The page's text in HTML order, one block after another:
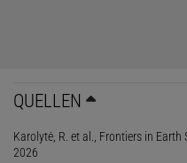
QUELLEN
Karolytė, R. et al., Frontiers in
2026